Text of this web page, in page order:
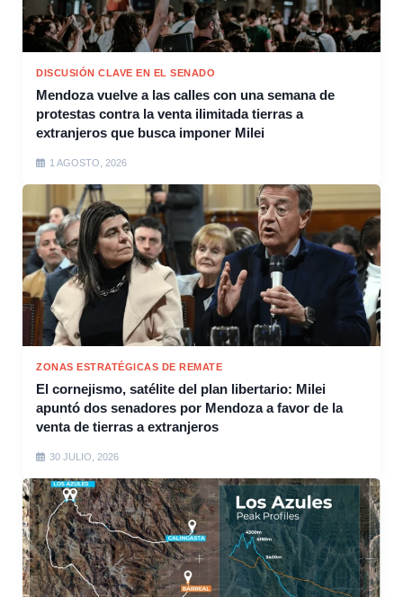
DISCUSIÓN CLAVE EN EL SENADO
Mendoza vuelve a las calles con una semana de
protestas contra la venta ilimitada tierras a
extranjeros que busca imponer Milei
1 AGOSTO, 2026
ZONAS ESTRATÉGICAS DE REMATE
El cornejismo, satélite del plan libertario: Milei
apuntó dos senadores por Mendoza a favor de la
venta de tierras a extranjeros
30 JULIO, 2026